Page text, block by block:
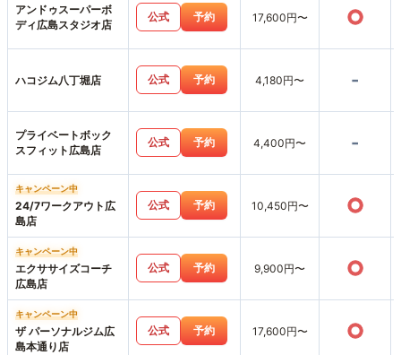
アンドゥスーパーボ
ディ広島スタジオ店
公式 予約 17,600円〜 ○
ハコジム八丁堀店 公式 予約 4,180円〜 -
プライベートボック
スフィット広島店
公式 予約 4,400円〜 -
キャンペーン中
24/7ワークアウト広
島店
公式 予約 10,450円〜 ○
キャンペーン中
エクササイズコーチ
広島店
公式 予約 9,900円〜 ○
キャンペーン中
ザ パーソナルジム広
島本通り店
公式 予約 17,600円〜 ○